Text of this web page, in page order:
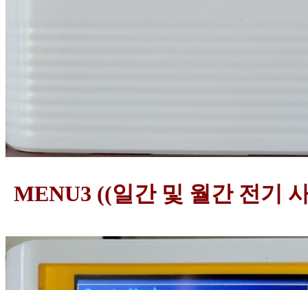
MENU3 ((일간 및 월간 전기